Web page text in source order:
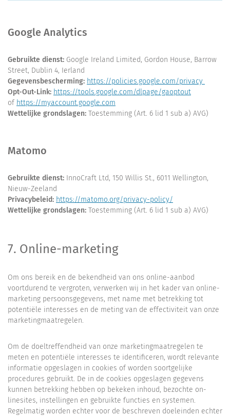
Google Analytics
Gebruikte dienst: Google Ireland Limited, Gordon House, Barrow
Street, Dublin 4, Ierland
Gegevensbescherming: https://policies.google.com/privacy
Opt-Out-Link: https://tools.google.com/dlpage/gaoptout
of https://myaccount.google.com
Wettelijke grondslagen: Toestemming (Art. 6 lid 1 sub a) AVG)
Matomo
Gebruikte dienst: InnoCraft Ltd, 150 Willis St., 6011 Wellington,
Nieuw-Zeeland
Privacybeleid: https://matomo.org/privacy-policy/
Wettelijke grondslagen: Toestemming (Art. 6 lid 1 sub a) AVG)
7. Online-marketing
Om ons bereik en de bekendheid van ons online-aanbod
voortdurend te vergroten, verwerken wij in het kader van online-
marketing persoonsgegevens, met name met betrekking tot
potentiële interesses en de meting van de effectiviteit van onze
marketingmaatregelen.
Om de doeltreffendheid van onze marketingmaatregelen te
meten en potentiële interesses te identificeren, wordt relevante
informatie opgeslagen in cookies of worden soortgelijke
procedures gebruikt. De in de cookies opgeslagen gegevens
kunnen betrekking hebben op bekeken inhoud, bezochte on-
linesites, instellingen en gebruikte functies en systemen.
Regelmatig worden echter voor de beschreven doeleinden echter